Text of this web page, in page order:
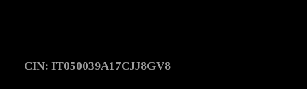
CIN: IT050039A17CJJ8GV8